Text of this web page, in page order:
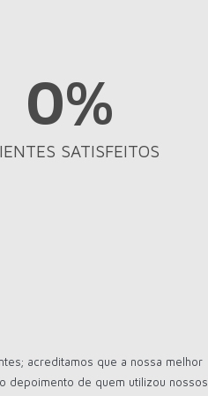
SATISFEITOS
0%
acreditamos que a nossa melhor
depoimento de quem utilizou nossos